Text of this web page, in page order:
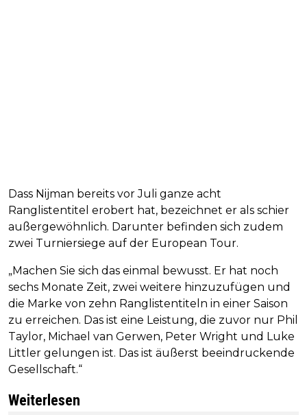
Dass Nijman bereits vor Juli ganze acht
Ranglistentitel erobert hat, bezeichnet er als schier
außergewöhnlich. Darunter befinden sich zudem
zwei Turniersiege auf der European Tour.
„Machen Sie sich das einmal bewusst. Er hat noch
sechs Monate Zeit, zwei weitere hinzuzufügen und
die Marke von zehn Ranglistentiteln in einer Saison
zu erreichen. Das ist eine Leistung, die zuvor nur Phil
Taylor, Michael van Gerwen, Peter Wright und Luke
Littler gelungen ist. Das ist äußerst beeindruckende
Gesellschaft.“
Weiterlesen